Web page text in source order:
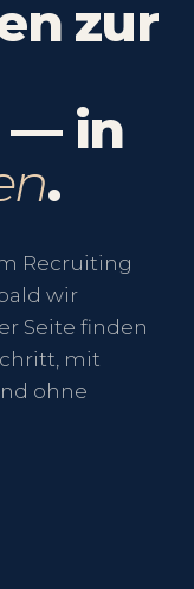
zur
— in
.
Recruiting
wir
Seite finden
mit
ohne